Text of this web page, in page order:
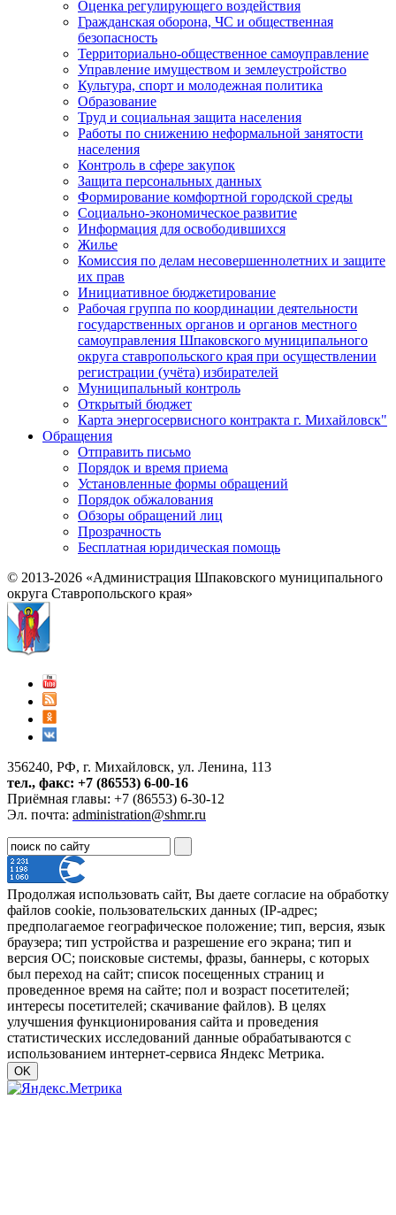
Оценка регулирующего воздействия
Гражданская оборона, ЧС и общественная
безопасность
Территориально-общественное самоуправление
Управление имуществом и землеустройство
Культура, спорт и молодежная политика
Образование
Труд и социальная защита населения
Работы по снижению неформальной занятости
населения
Контроль в сфере закупок
Защита персональных данных
Формирование комфортной городской среды
Социально-экономическое развитие
Информация для освободившихся
Жилье
Комиссия по делам несовершеннолетних и защите
их прав
Инициативное бюджетирование
Рабочая группа по координации деятельности
государственных органов и органов местного
самоуправления Шпаковского муниципального
округа ставропольского края при осуществлении
регистрации (учёта) избирателей
Муниципальный контроль
Открытый бюджет
Карта энергосервисного контракта г. Михайловск"
Обращения
Отправить письмо
Порядок и время приема
Установленные формы обращений
Порядок обжалования
Обзоры обращений лиц
Прозрачность
Бесплатная юридическая помощь
© 2013-2026 «Администрация Шпаковского муниципального
округа Ставропольского края»
356240, РФ, г. Михайловск, ул. Ленина, 113
тел., факс: +7 (86553) 6-00-16
Приёмная главы: +7 (86553) 6-30-12
Эл. почта: administration@shmr.ru
Продолжая использовать сайт, Вы даете согласие на обработку
файлов cookie, пользовательских данных (IP-адрес;
предполагаемое географическое положение; тип, версия, язык
браузера; тип устройства и разрешение его экрана; тип и
версия ОС; поисковые системы, фразы, баннеры, с которых
был переход на сайт; список посещенных страниц и
проведенное время на сайте; пол и возраст посетителей;
интересы посетителей; скачивание файлов). В целях
улучшения функционирования сайта и проведения
статистических исследований данные обрабатываются с
использованием интернет-сервиса Яндекс Метрика.
OK